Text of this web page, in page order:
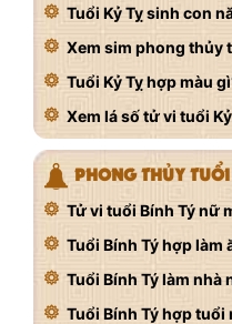
Tuổi Kỷ Tỵ sinh con
Xem sim phong thủy
Tuổi Kỷ Tỵ hợp màu
Xem lá số tử vi tuổi
PHONG THỦY
Tử vi tuổi Bính Tý nữ
Tuổi Bính Tý hợp làm
Tuổi Bính Tý làm nhà
Tuổi Bính Tý hợp tuổi